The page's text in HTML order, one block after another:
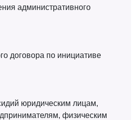
административного
договора по инициативе
юридическим лицам,
физическим